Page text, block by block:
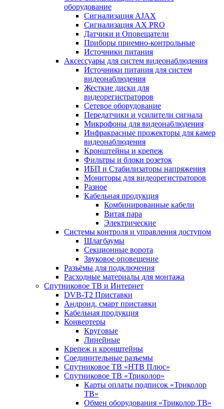
оборудование
Сигнализация AJAX
Сигнализация AX PRO
Датчики и Оповещатели
Приборы приемно-контрольные
Источники питания
Аксессуары для систем видеонаблюдения
Источники питания для систем
видеонаблюдения
Жесткие диски для
видеорегистраторов
Сетевое оборудование
Передатчики и усилители сигнала
Микрофоны для видеонаблюдения
Инфракрасные прожекторы для камер
видеонаблюдения
Кронштейны и крепеж
Фильтры и блоки розеток
ИБП и Стабилизаторы напряжения
Мониторы для видеорегистраторов
Разное
Кабельная продукция
Комбинированные кабели
Витая пара
Электрические
Системы контроля и управления доступом
Шлагбаумы
Секционные ворота
Звуковое оповещение
Разъёмы для подключения
Расходные материалы для монтажа
Спутниковое ТВ и Интернет
DVB-Т2 Приставки
Андроид, смарт приставки
Кабельная продукция
Конвертеры
Круговые
Линейные
Крепеж и кронштейны
Соединительные разъемы
Спутниковое ТВ «НТВ Плюс»
Спутниковое ТВ «Триколор»
Карты оплаты подписок «Триколор
ТВ»
Обмен оборудования «Триколор ТВ»